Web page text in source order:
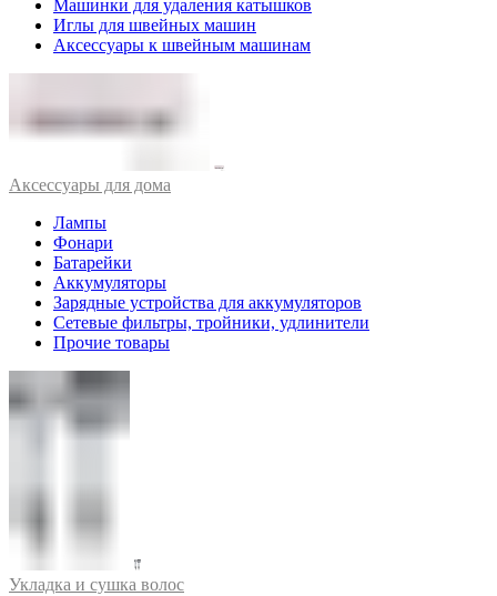
Машинки для удаления катышков
Иглы для швейных машин
Аксессуары к швейным машинам
Аксессуары для дома
Лампы
Фонари
Батарейки
Аккумуляторы
Зарядные устройства для аккумуляторов
Сетевые фильтры, тройники, удлинители
Прочие товары
Укладка и сушка волос